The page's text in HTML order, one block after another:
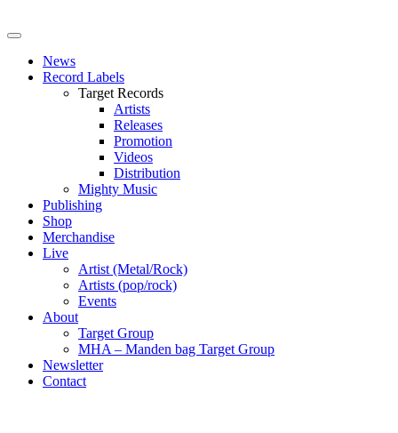
News
Record Labels
Target Records
Artists
Releases
Promotion
Videos
Distribution
Mighty Music
Publishing
Shop
Merchandise
Live
Artist (Metal/Rock)
Artists (pop/rock)
Events
About
Target Group
MHA – Manden bag Target Group
Newsletter
Contact